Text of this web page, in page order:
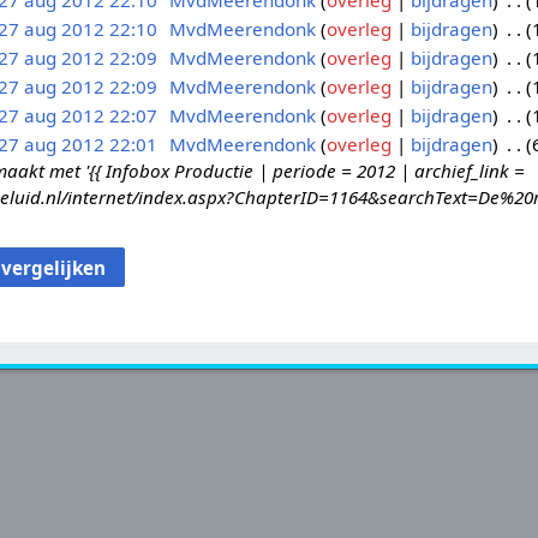
aug 2012 22:10 MvdMeerendonk overleg bijdragen
aug 2012 22:09 MvdMeerendonk overleg bijdragen
aug 2012 22:09 MvdMeerendonk overleg bijdragen
aug 2012 22:07 MvdMeerendonk overleg bijdragen
aug 2012 22:01 MvdMeerendonk overleg bijdragen
met '{{ Infobox Productie | periode = 2012 | archief_link =
internet/